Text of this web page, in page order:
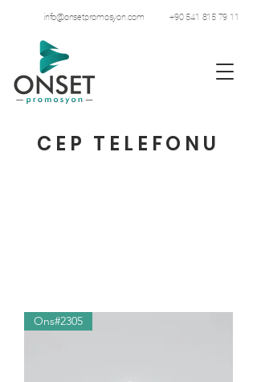
+90 541 815 79 11
info@onsetpromosyon.com
CEP TELEFONU
Ons#2305